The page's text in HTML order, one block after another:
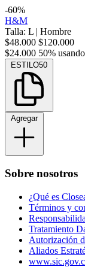
-60%
H&M
Talla: L | Hombre
$48.000 $120.000
$24.000 50% usando
ESTILO50
Agregar
Sobre nosotros
¿Qué es
Términos y
Tratamiento
Autorización
Aliados